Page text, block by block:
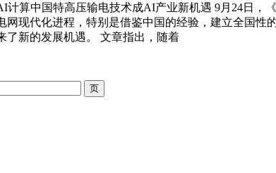
计算中国特高压输电技术成AI产业新机遇 9月24日，
网现代化进程，特别是借鉴中国的经验，建立全国
了新的发展机遇。 文章指出，随着